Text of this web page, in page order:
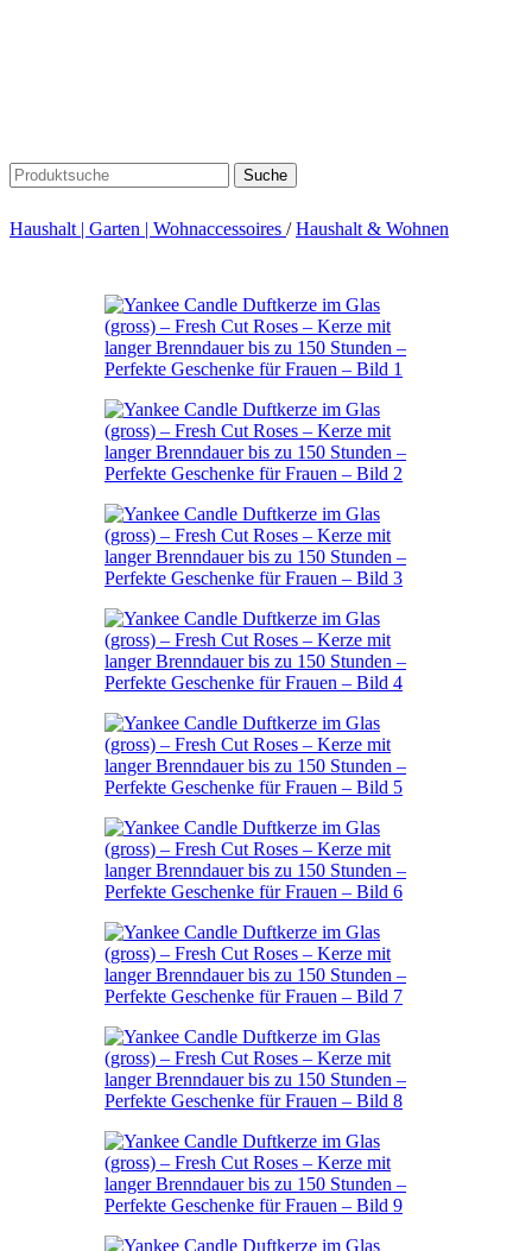
Suche
Haushalt | Garten | Wohnaccessoires / Haushalt & Wohnen